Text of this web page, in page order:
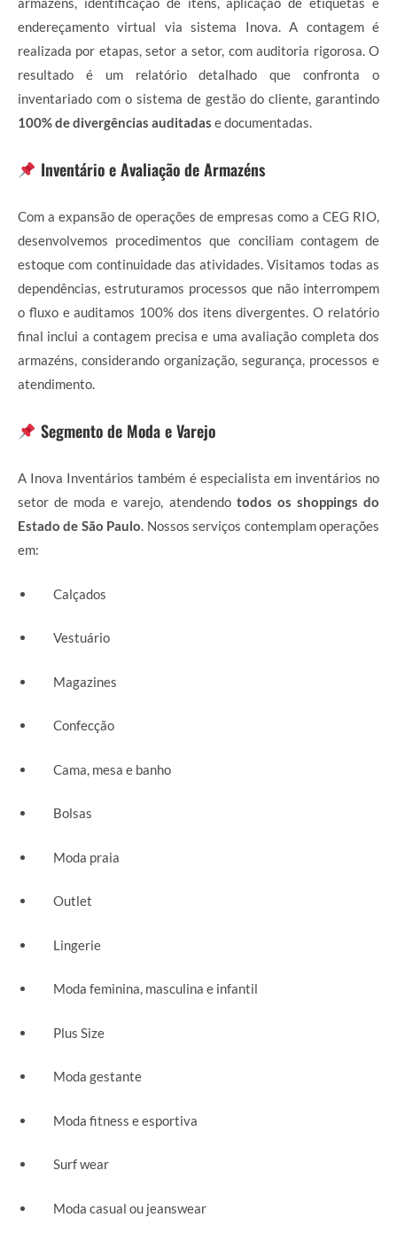
endereçamento virtual via sistema Inova. A contagem é
realizada por etapas, setor a setor, com auditoria rigorosa. O
resultado é um relatório detalhado que confronta o
inventariado com o sistema de gestão do cliente, garantindo
100% de divergências auditadas e documentadas.
Inventário e Avaliação de Armazéns
Com a expansão de operações de empresas como a CEG RIO,
desenvolvemos procedimentos que conciliam contagem de
estoque com continuidade das atividades. Visitamos todas as
dependências, estruturamos processos que não interrompem
o fluxo e auditamos 100% dos itens divergentes. O relatório
final inclui a contagem precisa e uma avaliação completa dos
armazéns, considerando organização, segurança, processos e
atendimento.
Segmento de Moda e Varejo
A Inova Inventários também é especialista em inventários no
setor de moda e varejo, atendendo todos os shoppings do
Estado de São Paulo. Nossos serviços contemplam operações
em:
Calçados
Vestuário
Magazines
Confecção
Cama, mesa e banho
Bolsas
Moda praia
Outlet
Lingerie
Moda feminina, masculina e infantil
Plus Size
Moda gestante
Moda fitness e esportiva
Surf wear
Moda casual ou jeanswear